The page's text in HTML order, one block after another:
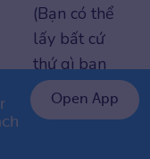
(Bạn có thể
lấy bất cứ
thứ gì bạn
muốn.)
→ Whatever
799K
Open App